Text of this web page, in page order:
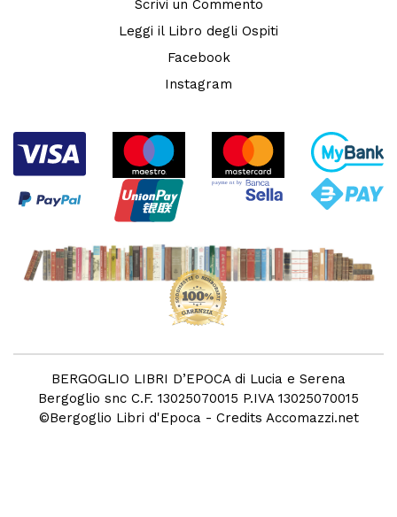
Scrivi un Commento
Leggi il Libro degli Ospiti
Facebook
Instagram
BERGOGLIO LIBRI D’EPOCA di Lucia e Serena
Bergoglio snc C.F. 13025070015 P.IVA 13025070015
©Bergoglio Libri d'Epoca - Credits Accomazzi.net